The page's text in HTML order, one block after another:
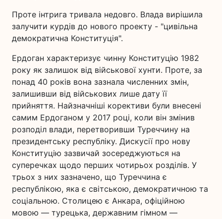
Проте інтрига тривала недовго. Влада вирішила
залучити курдів до нового проекту - "цивільна
демократична Конституція".
Ердоган характеризує чинну Конституцію 1982
року як залишок від військової хунти. Проте, за
понад 40 років вона зазнала численних змін,
залишивши від військових лише дату її
прийняття. Найзначніші корективи були внесені
самим Ердоганом у 2017 році, коли він змінив
розподіл влади, перетворивши Туреччину на
президентську республіку. Дискусії про нову
Конституцію зазвичай зосереджуються на
суперечках щодо перших чотирьох розділів. У
трьох з них зазначено, що Туреччина є
республікою, яка є світською, демократичною та
соціальною. Столицею є Анкара, офіційною
мовою — турецька, державним гімном —